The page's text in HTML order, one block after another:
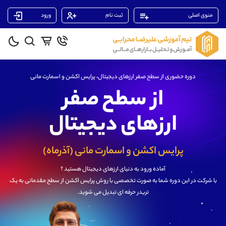
منوی اصلی ثبت نام ورود
دوره حضوری از سطح صفر ارزهای دیجیتال، پرایس اکشن و اسمارت مانی
از سطح صفر
ارزهای دیجیتال
پرایس اکشن و اسمارت مانی (آذرماه)
آماده ورود به دنیای ارزهای دیجیتال هستید ؟
با شرکت در این دوره شما به صورت تخصصی با روش پرایس اکشن از سطح مقدماتی به یک
تریدر حرفه ای تبدیل می شوید.
پشتیبان فروش (ایمان پوراسماعیلی)
واتساپ شروع گفتگو
@Armteam_admin_por
پشتیبان فروش (فائزه تهرانی)
09101364784
شروع گفتگو
@Armteam_admin_104
داخلی 104